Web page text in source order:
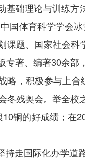
基础理论与训练方
国体育科学学会
课题、国家社会
著、编著30余部
略，积极参与上
冬残奥会。举全
铜的好成绩；在
持走国际化办学